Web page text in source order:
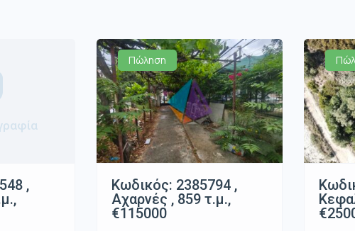
,
Πώληση
Κωδικός: 2385794 ,
Αχαρνές , 859 τ.μ.,
€115000